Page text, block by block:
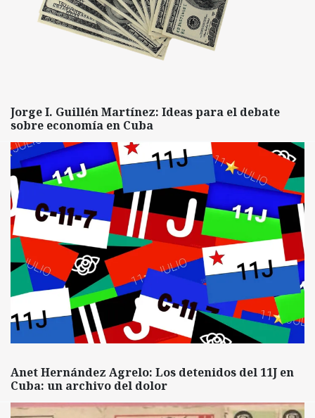
Jorge I. Guillén Martínez: Ideas para el debate
sobre economía en Cuba
Anet Hernández Agrelo: Los detenidos del 11J en
Cuba: un archivo del dolor